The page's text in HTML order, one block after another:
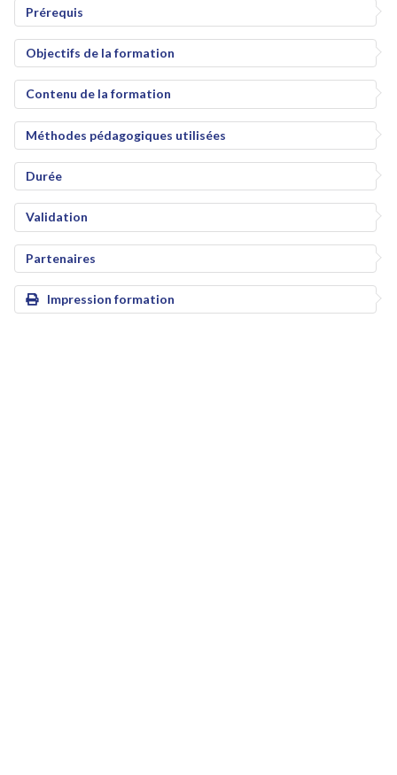
Prérequis
Objectifs de la formation
Contenu de la formation
Méthodes pédagogiques utilisées
Durée
Validation
Partenaires
Impression formation